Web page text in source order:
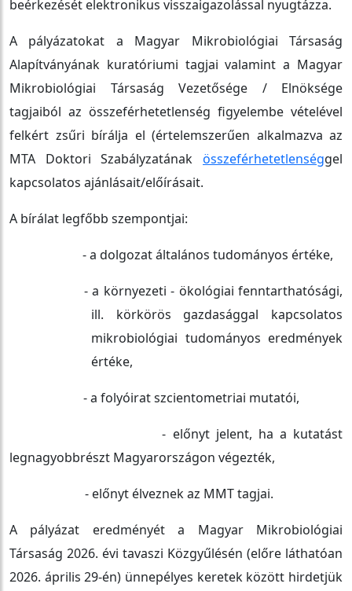
beérkezését elektronikus visszaigazolással nyugtázza.
A pályázatokat a Magyar Mikrobiológiai Társaság
Alapítványának kuratóriumi tagjai valamint a Magyar
Mikrobiológiai Társaság Vezetősége / Elnöksége
tagjaiból az összeférhetetlenség figyelembe vételével
felkért zsűri bírálja el (értelemszerűen alkalmazva az
MTA Doktori Szabályzatának összeférhetetlenséggel
kapcsolatos ajánlásait/előírásait.
A bírálat legfőbb szempontjai:
- a dolgozat általános tudományos értéke,
- a környezeti - ökológiai fenntarthatósági,
ill. körkörös gazdasággal kapcsolatos
mikrobiológiai tudományos eredmények
értéke,
- a folyóirat szcientometriai mutatói,
- előnyt jelent, ha a kutatást
legnagyobbrészt Magyarországon végezték,
- előnyt élveznek az MMT tagjai.
A pályázat eredményét a Magyar Mikrobiológiai
Társaság 2026. évi tavaszi Közgyűlésén (előre láthatóan
2026. április 29-én) ünnepélyes keretek között hirdetjük